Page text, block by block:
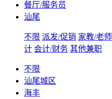
餐厅/服务员
汕尾
不限 派发/促销 家教/老师
计 会计/财务 其他兼职
不限
汕尾城区
海丰